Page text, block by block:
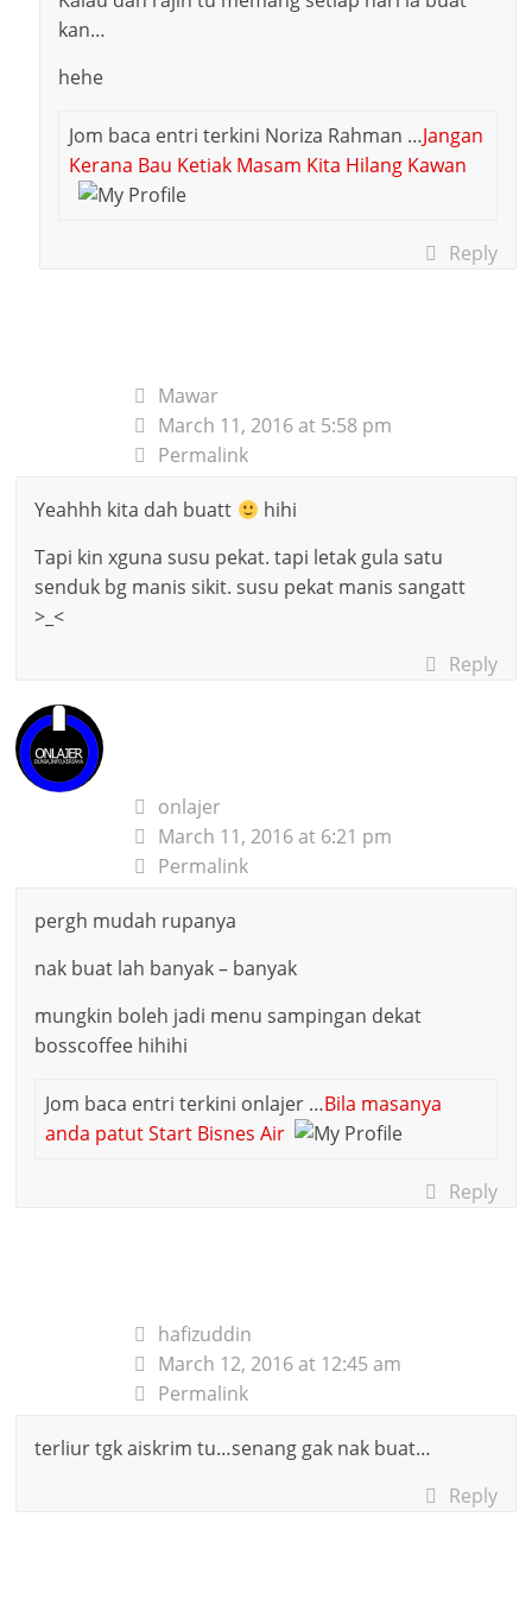
kan…
hehe
Jom baca entri terkini Noriza Rahman …Jangan
Kerana Bau Ketiak Masam Kita Hilang Kawan
Reply
Mawar
March 11, 2016 at 5:58 pm
Permalink
Yeahhh kita dah buatt
hihi
Tapi kin xguna susu pekat. tapi letak gula satu
senduk bg manis sikit. susu pekat manis sangatt
>_<
Reply
onlajer
March 11, 2016 at 6:21 pm
Permalink
pergh mudah rupanya
nak buat lah banyak – banyak
mungkin boleh jadi menu sampingan dekat
bosscoffee hihihi
Jom baca entri terkini onlajer …Bila masanya
anda patut Start Bisnes Air
Reply
hafizuddin
March 12, 2016 at 12:45 am
Permalink
terliur tgk aiskrim tu…senang gak nak buat…
Reply